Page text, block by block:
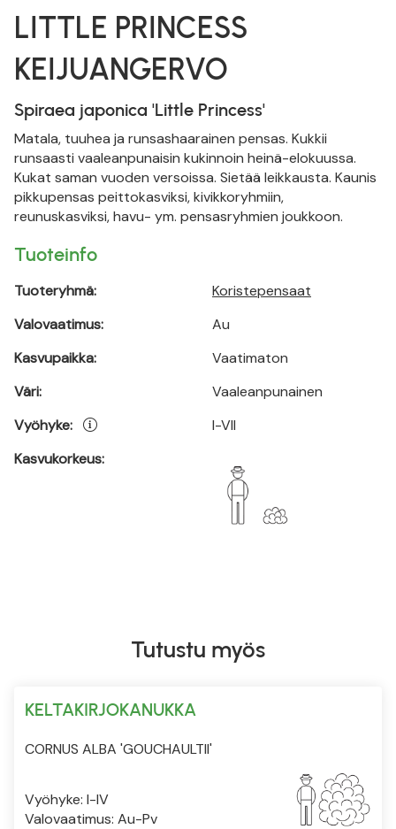
LITTLE PRINCESS
KEIJUANGERVO
Spiraea japonica 'Little Princess'
Matala, tuuhea ja runsashaarainen pensas. Kukkii
runsaasti vaaleanpunaisin kukinnoin heinä-elokuussa.
Kukat saman vuoden versoissa. Sietää leikkausta. Kaunis
pikkupensas peittokasviksi, kivikkoryhmiin,
reunuskasviksi, havu- ym. pensasryhmien joukkoon.
Tuoteinfo
Tuoteryhmä:
Valovaatimus:
Kasvupaikka:
Väri:
Vyöhyke:
Kasvukorkeus:
Koristepensaat
Au
Vaatimaton
Vaaleanpunainen
I-VII
Tutustu myös
KELTAKIRJOKANUKKA
CORNUS ALBA 'GOUCHAULTII'
Vyöhyke: I-IV
Valovaatimus: Au-Pv